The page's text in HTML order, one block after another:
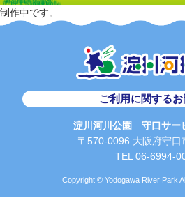
制作中です。
ご利用に関する
淀川河川公園 守口サー
〒570-0096 大阪府守口
TEL 06-6994-
Copyright © Yodogawa River Park